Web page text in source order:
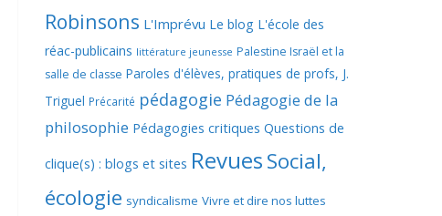
Robinsons L'Imprévu Le blog L'école des
réac-publicains littérature jeunesse Palestine Israël et la
salle de classe Paroles d'élèves, pratiques de profs, J.
Triguel Précarité pédagogie Pédagogie de la
philosophie Pédagogies critiques Questions de
clique(s) : blogs et sites RevuesSocial,
écologie syndicalisme Vivre et dire nos luttes